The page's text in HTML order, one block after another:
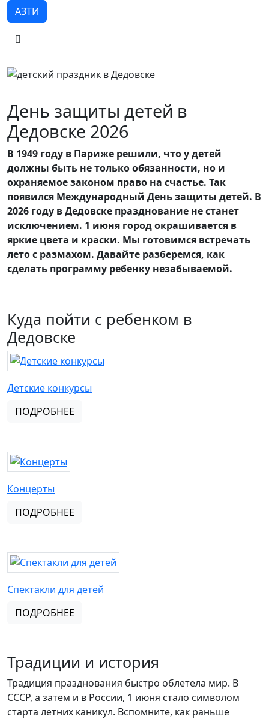
АЗТИ
День защиты детей в
Дедовске 2026
В 1949 году в Париже решили, что у детей
должны быть не только обязанности, но и
охраняемое законом право на счастье. Так
появился Международный День защиты детей. В
2026 году в Дедовске празднование не станет
исключением. 1 июня город окрашивается в
яркие цвета и краски. Мы готовимся встречать
лето с размахом. Давайте разберемся, как
сделать программу ребенку незабываемой.
Куда пойти с ребенком в
Дедовске
Детские конкурсы
ПОДРОБНЕЕ
Концерты
ПОДРОБНЕЕ
Спектакли для детей
ПОДРОБНЕЕ
Традиции и история
Традиция празднования быстро облетела мир. В
СССР, а затем и в России, 1 июня стало символом
старта летних каникул. Вспомните, как раньше